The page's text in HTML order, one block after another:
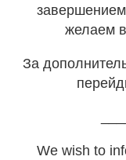
желаем
За
We wish to